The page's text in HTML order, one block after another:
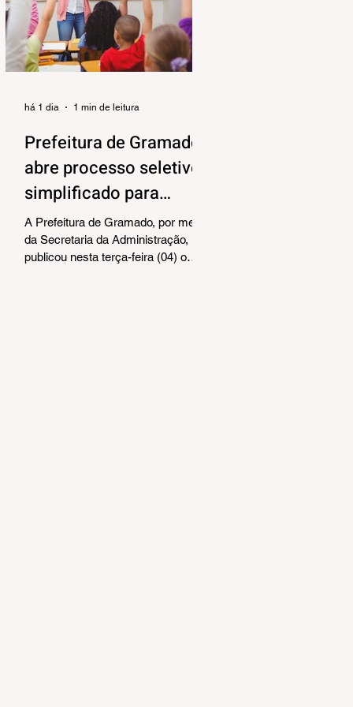
alinhar responsabilidades e
organizar as próximas etapas de
preparação do evento. Também
foram debatidos aspectos
Prefeitura de Gramado
abre processo seletivo
simplificado para
contratação temporária
de professores
A Prefeitura de Gramado, por meio
da Secretaria da Administração,
publicou nesta terça-feira (04) o
há 1 dia 1 min de leitura